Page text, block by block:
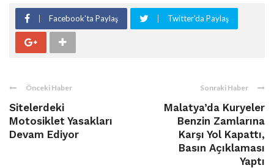
Facebook'ta Paylaş Twitter'da Paylaş
Önceki Haber
Sitelerdeki
Motosiklet Yasakları
Devam Ediyor
Sonraki Haber
Malatya’da Kuryeler
Benzin Zamlarına
Karşı Yol Kapattı,
Basın Açıklaması
Yaptı